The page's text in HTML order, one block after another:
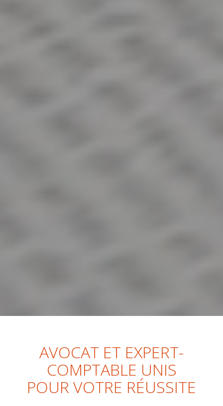
AVOCAT ET EXPERT-
COMPTABLE UNIS
POUR VOTRE RÉUSSITE